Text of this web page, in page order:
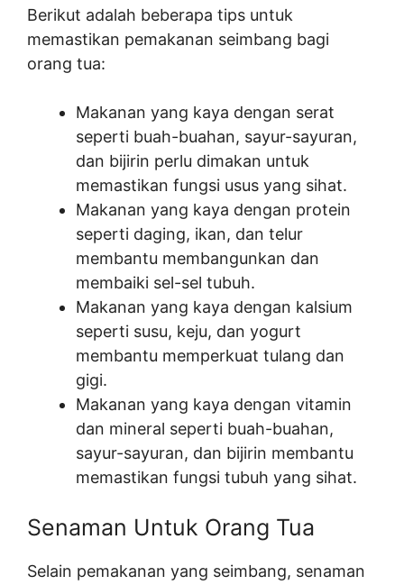
Berikut adalah beberapa tips untuk
memastikan pemakanan seimbang bagi
orang tua:
Makanan yang kaya dengan serat
seperti buah-buahan, sayur-sayuran,
dan bijirin perlu dimakan untuk
memastikan fungsi usus yang sihat.
Makanan yang kaya dengan protein
seperti daging, ikan, dan telur
membantu membangunkan dan
membaiki sel-sel tubuh.
Makanan yang kaya dengan kalsium
seperti susu, keju, dan yogurt
membantu memperkuat tulang dan
gigi.
Makanan yang kaya dengan vitamin
dan mineral seperti buah-buahan,
sayur-sayuran, dan bijirin membantu
memastikan fungsi tubuh yang sihat.
Senaman Untuk Orang Tua
Selain pemakanan yang seimbang, senaman